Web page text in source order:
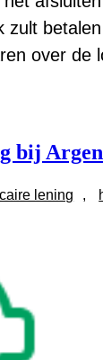
zult
over de
bij
lening ,